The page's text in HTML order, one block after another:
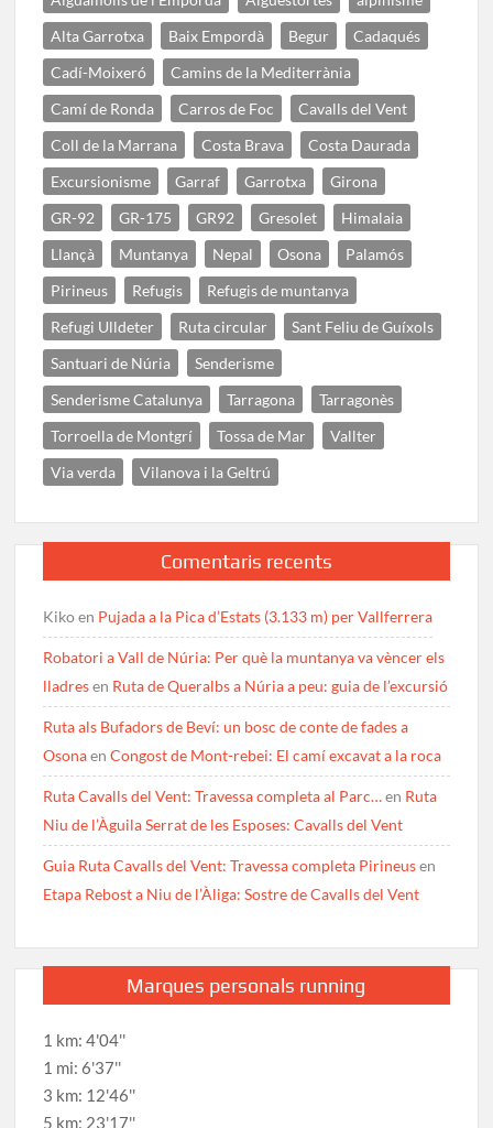
Alta Garrotxa
Baix Empordà Begur
Cadaqués
Cadí-Moixeró
Camins de la Mediterrània
Camí de Ronda
Carros de Foc
Cavalls del Vent
Coll de la Marrana
Costa Brava
Costa Daurada
Excursionisme
Garraf Garrotxa
Girona
GR-92
GR-175 GR92 Gresolet
Himalaia
Llançà
Muntanya Nepal Osona
Palamós
Pirineus
Refugis
Refugis de muntanya
Refugi Ulldeter
Ruta circular
Sant Feliu de Guíxols
Santuari de Núria
Senderisme
Senderisme Catalunya
Tarragona
Tarragonès
Torroella de Montgrí
Tossa de Mar
Vallter
Via verda
Vilanova i la Geltrú
Comentaris recents
Kikoen Pujada a la Pica d’Estats (3.133 m) per Vallferrera
Robatori a Vall de Núria: Per què la muntanya va vèncer els
lladresen Ruta de Queralbs a Núria a peu: guia de l’excursió
Ruta als Bufadors de Beví: un bosc de conte de fades a
OsonaenCongost de Mont-rebei: El camí excavat a la roca
Ruta Cavalls del Vent: Travessa completa al Parc…en Ruta
Niu de l’Àguila Serrat de les Esposes: Cavalls del Vent
Guia Ruta Cavalls del Vent: Travessa completa Pirineusen
Etapa Rebost a Niu de l’Àliga: Sostre de Cavalls del Vent
Marques personals running
1 km: 4'04''
1 mi: 6'37''
3 km: 12'46''
5 km: 23'17''